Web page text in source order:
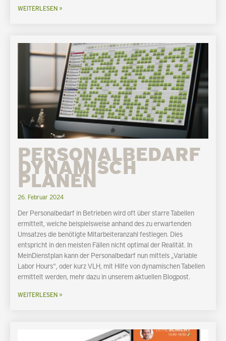
WEITERLESEN »
PERSONALBEDARF
DYNAMISCH
PLANEN
26. Februar 2024
Der Personalbedarf in Betrieben wird oft über starre Tabellen
ermittelt, welche beispielsweise anhand des zu erwartenden
Umsatzes die benötigte Mitarbeiteranzahl festlegen. Dies
entspricht in den meisten Fällen nicht optimal der Realität. In
MeinDienstplan kann der Personalbedarf nun mittels „Variable
Labor Hours“, oder kurz VLH, mit Hilfe von dynamischen Tabellen
ermittelt werden, mehr dazu in unserem aktuellen Blogpost.
WEITERLESEN »